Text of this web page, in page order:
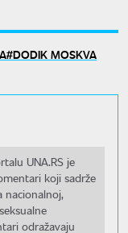
DODIK MOSKVA
UNA.RS je
koji sadrže
nacionalnoj,
odražavaju